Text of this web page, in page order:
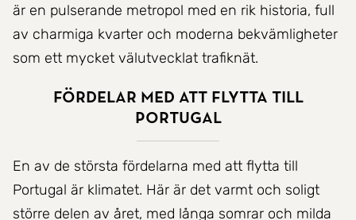
är en pulserande metropol med en rik historia, full
av charmiga kvarter och moderna bekvämligheter
som ett mycket välutvecklat trafiknät.
Fördelar med att flytta till
Portugal
En av de största fördelarna med att flytta till
Portugal är klimatet. Här är det varmt och soligt
större delen av året, med långa somrar och milda